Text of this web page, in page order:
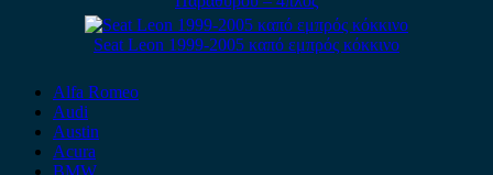
Seat Leon 1999-2005 καπό εμπρός κόκκινο
Alfa Romeo
Audi
Austin
Acura
BMW